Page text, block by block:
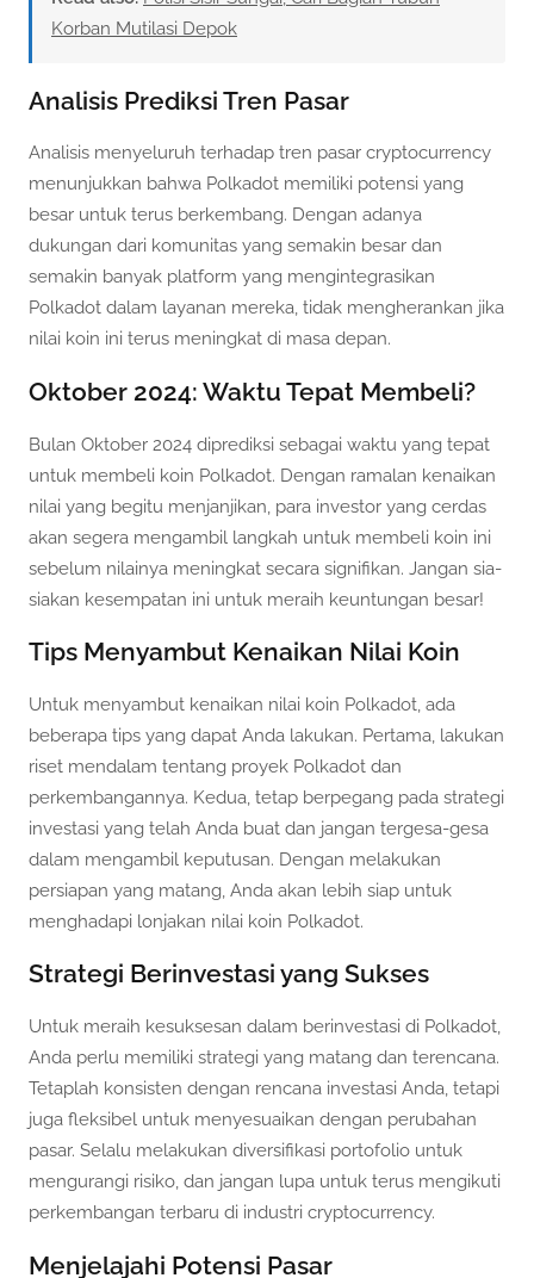
Korban Mutilasi Depok
Analisis Prediksi Tren Pasar
Analisis menyeluruh terhadap tren pasar cryptocurrency
menunjukkan bahwa Polkadot memiliki potensi yang
besar untuk terus berkembang. Dengan adanya
dukungan dari komunitas yang semakin besar dan
semakin banyak platform yang mengintegrasikan
Polkadot dalam layanan mereka, tidak mengherankan jika
nilai koin ini terus meningkat di masa depan.
Oktober 2024: Waktu Tepat Membeli?
Bulan Oktober 2024 diprediksi sebagai waktu yang tepat
untuk membeli koin Polkadot. Dengan ramalan kenaikan
nilai yang begitu menjanjikan, para investor yang cerdas
akan segera mengambil langkah untuk membeli koin ini
sebelum nilainya meningkat secara signifikan. Jangan sia-
siakan kesempatan ini untuk meraih keuntungan besar!
Tips Menyambut Kenaikan Nilai Koin
Untuk menyambut kenaikan nilai koin Polkadot, ada
beberapa tips yang dapat Anda lakukan. Pertama, lakukan
riset mendalam tentang proyek Polkadot dan
perkembangannya. Kedua, tetap berpegang pada strategi
investasi yang telah Anda buat dan jangan tergesa-gesa
dalam mengambil keputusan. Dengan melakukan
persiapan yang matang, Anda akan lebih siap untuk
menghadapi lonjakan nilai koin Polkadot.
Strategi Berinvestasi yang Sukses
Untuk meraih kesuksesan dalam berinvestasi di Polkadot,
Anda perlu memiliki strategi yang matang dan terencana.
Tetaplah konsisten dengan rencana investasi Anda, tetapi
juga fleksibel untuk menyesuaikan dengan perubahan
pasar. Selalu melakukan diversifikasi portofolio untuk
mengurangi risiko, dan jangan lupa untuk terus mengikuti
perkembangan terbaru di industri cryptocurrency.
Menjelajahi Potensi Pasar